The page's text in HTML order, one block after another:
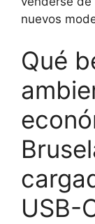
nuevos
Qué
USB-